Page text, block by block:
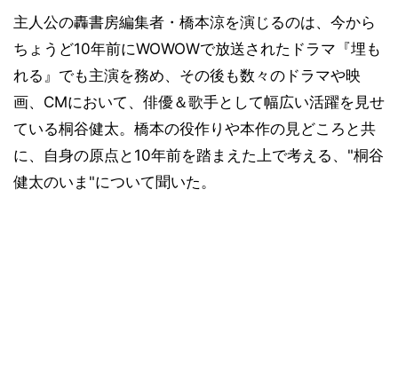
主人公の轟書房編集者・橋本涼を演じるのは、今から
ちょうど10年前にWOWOWで放送されたドラマ『埋も
れる』でも主演を務め、その後も数々のドラマや映
画、CMにおいて、俳優＆歌手として幅広い活躍を見せ
ている桐谷健太。橋本の役作りや本作の見どころと共
に、自身の原点と10年前を踏まえた上で考える、"桐谷
健太のいま"について聞いた。